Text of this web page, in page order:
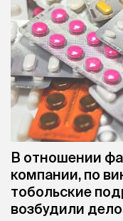
В отношении
компании, по
тобольские
возбудили дело